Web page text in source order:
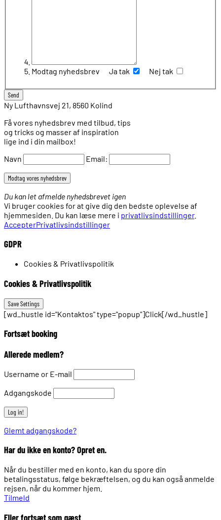
Modtag nyhedsbrev Ja tak Nej tak
Ny Lufthavnsvej 21, 8560 Kolind
Få vores nyhedsbrev med tilbud, tips
og tricks og masser af inspiration
lige ind i din mailbox!
Navn
Email:
Du kan let afmelde nyhedsbrevet igen
Vi bruger cookies for at give dig den bedste oplevelse af
hjemmesiden. Du kan læse mere i privatlivsindstillinger.
AccepterPrivatlivsindstillinger
GDPR
Cookies & Privatlivspolitik
Cookies & Privatlivspolitik
[wd_hustle id="Kontaktos" type="popup"]Click[/wd_hustle]
Fortsæt booking
Allerede medlem?
Username or E-mail
Adgangskode
Glemt adgangskode?
Har du ikke en konto? Opret en.
Når du bestiller med en konto, kan du spore din
betalingsstatus, følge bekræftelsen, og du kan også anmelde
rejsen, når du kommer hjem.
Tilmeld
Eller fortsæt som gæst